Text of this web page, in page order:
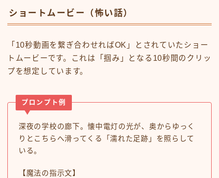
ショートムービー（怖い話）
「10秒動画を繋ぎ合わせればOK」とされていたショー
トムービーです。これは「掴み」となる10秒間のクリッ
プを想定しています。
プロンプト例
深夜の学校の廊下。懐中電灯の光が、奥からゆっく
りとこちらへ滑ってくる「濡れた足跡」を照らして
いる。
【魔法の指示文】